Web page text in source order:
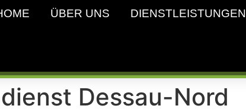
ÜBER UNS DIENSTLEISTUNGEN
Dessau-Nord